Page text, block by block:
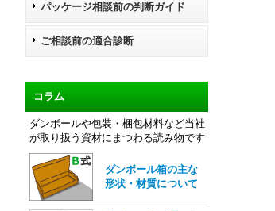
パッケージ相談前の判断ガイド
ご相談前の適合診断
コラム
ダンボールや包装・梱包材料など当社
が取り扱う資材にまつわる読み物です
ダンボール箱の主な
形状・材質について